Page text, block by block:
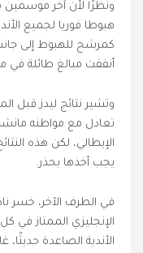
ونظرًا لأن آخر موسمين
هبوطا فوريا لجميع
كمرشح للهبوط إلى جانب
أنفقت مبالغ طائلة في
وتشير نتائج ليدز قبل
تعادل مع مواطنه
الإيطالي، لكن هذه
يجب أخذها بحذر.
في الطرف الآخر، خسر
الإنجليزي الممتاز في